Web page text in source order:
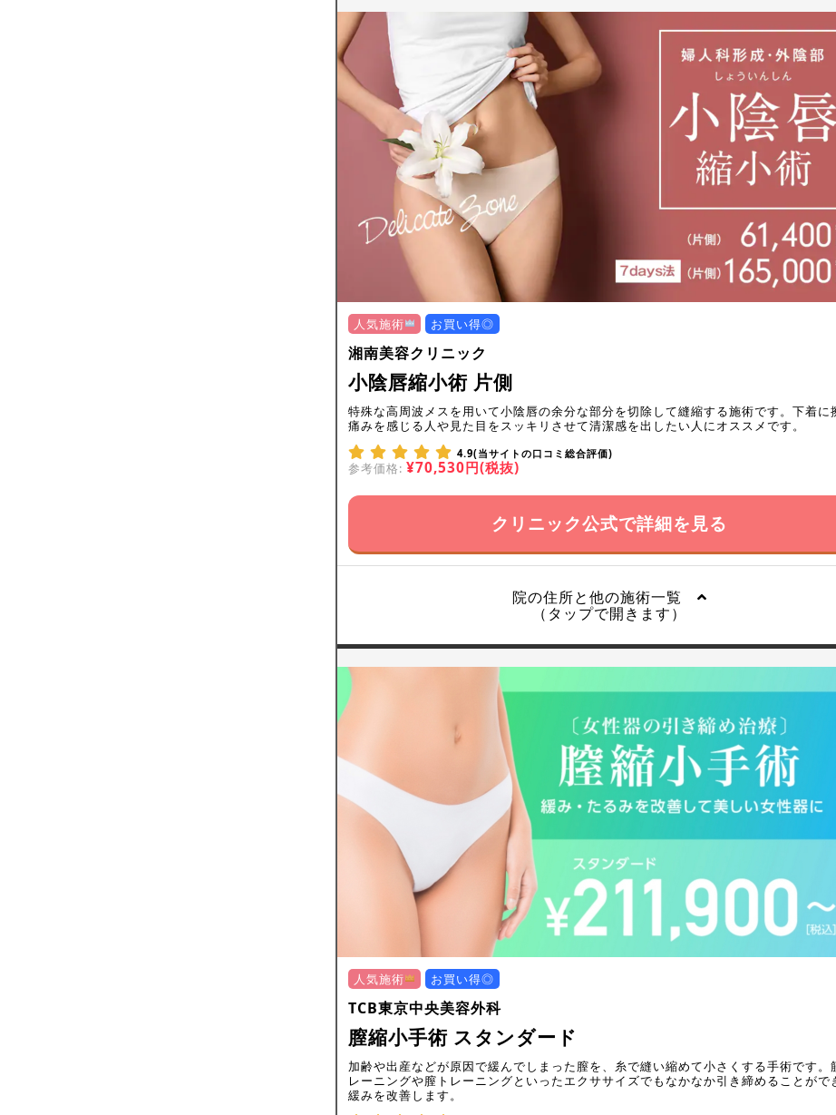
人気施術 お買い得◎
湘南美容クリニック
小陰唇縮小術 片側
特殊な高周波メスを用いて小陰唇の余分な部分を切除して縫縮する施術です。下着に
痛みを感じる人や見た目をスッキリさせて清潔感を出したい人にオススメです。
4.9(当サイトの口コミ総合評価)
参考価格: ¥70,530円(税抜)
クリニック公式で詳細を見る
院の住所と他の施術一覧
（タップで開きます）
人気施術 お買い得◎
TCB東京中央美容外科
膣縮小手術 スタンダード
加齢や出産などが原因で緩んでしまった膣を、糸で縫い縮めて小さくする手術です。
レーニングや膣トレーニングといったエクササイズでもなかなか引き締めることがで
緩みを改善します。